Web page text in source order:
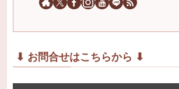
⬇︎ お問合せはこちらから ⬇︎